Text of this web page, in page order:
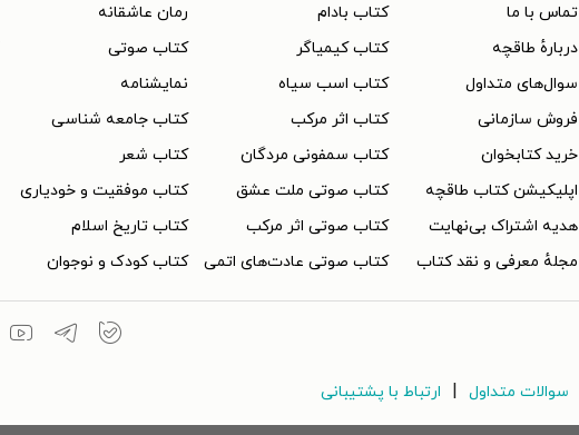
تماس با ما
دربارهٔ طاقچه
سوال‌های متداول
فروش سازمانی
خرید کتابخوان
اپلیکیشن کتاب طاقچه
هدیه اشتراک بی‌نهایت
مجلهٔ معرفی و نقد کتاب
کتاب بادام
کتاب کیمیاگر
کتاب اسب سیاه
کتاب اثر مرکب
کتاب سمفونی مردگان
کتاب صوتی ملت عشق
کتاب صوتی اثر مرکب
کتاب صوتی عادت‌های اتمی
رمان عاشقانه
کتاب‌ صوتی
نمایشنامه
کتاب جامعه شناسی
کتاب شعر
کتاب موفقیت و خودیاری
کتاب تاریخ اسلام
کتاب کودک و نوجوان
سوالات متداول ارتباط با پشتیبانی